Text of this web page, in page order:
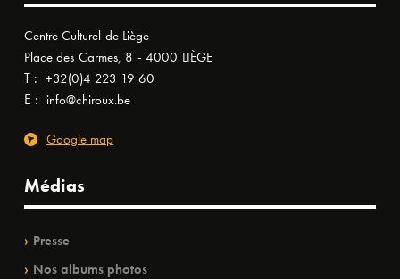
Centre Culturel de Liège
Place des Carmes, 8 - 4000 LIÈGE
T : +32(0)4 223 19 60
E : info@chiroux.be
Google map
Médias
Presse
Nos albums photos